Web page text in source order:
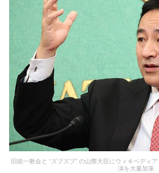
旧統一教会と “ズブズブ” の山際大臣にウィキペディ
演を大量加筆